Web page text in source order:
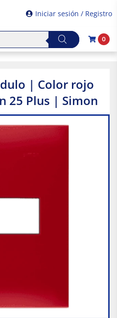
Iniciar sesión / Registro
0
| Color rojo
25 Plus | Simon